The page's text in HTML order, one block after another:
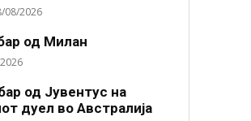
08/2026
од Милан
од Јувентус на
дуел во Австралија